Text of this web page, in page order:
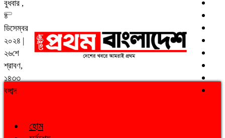
বুধবার ,
৪
ডিসেম্বর
২০২৪ |
২৬শে
শ্রাবণ,
১৪৩৩
বঙ্গাব্দ
হোম